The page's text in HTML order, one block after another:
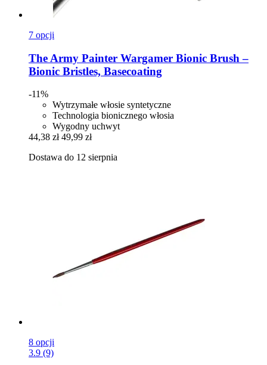
7 opcji
The Army Painter Wargamer Bionic Brush –
Bionic Bristles, Basecoating
-11%
Wytrzymałe włosie syntetyczne
Technologia bionicznego włosia
Wygodny uchwyt
44,38 zł 49,99 zł
Dostawa do 12 sierpnia
8 opcji
3.9 (9)